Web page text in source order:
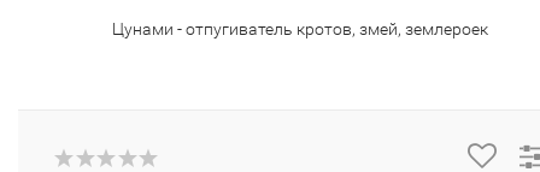
Цунами - отпугиватель кротов, змей, землероек